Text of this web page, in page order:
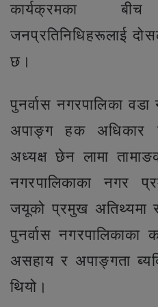
कार्यक्रमका
जनप्रतिनिधिहरूलाई
छ।
पुनर्वास नगरपालिका
अपाङ्ग हक अधिकार
अध्यक्ष छेन लामा
नगरपालिकाका नगर
जयूको प्रमुख अतिथ्यमा
पुनर्वास
असहाय र अपाङ्गता
थियो।